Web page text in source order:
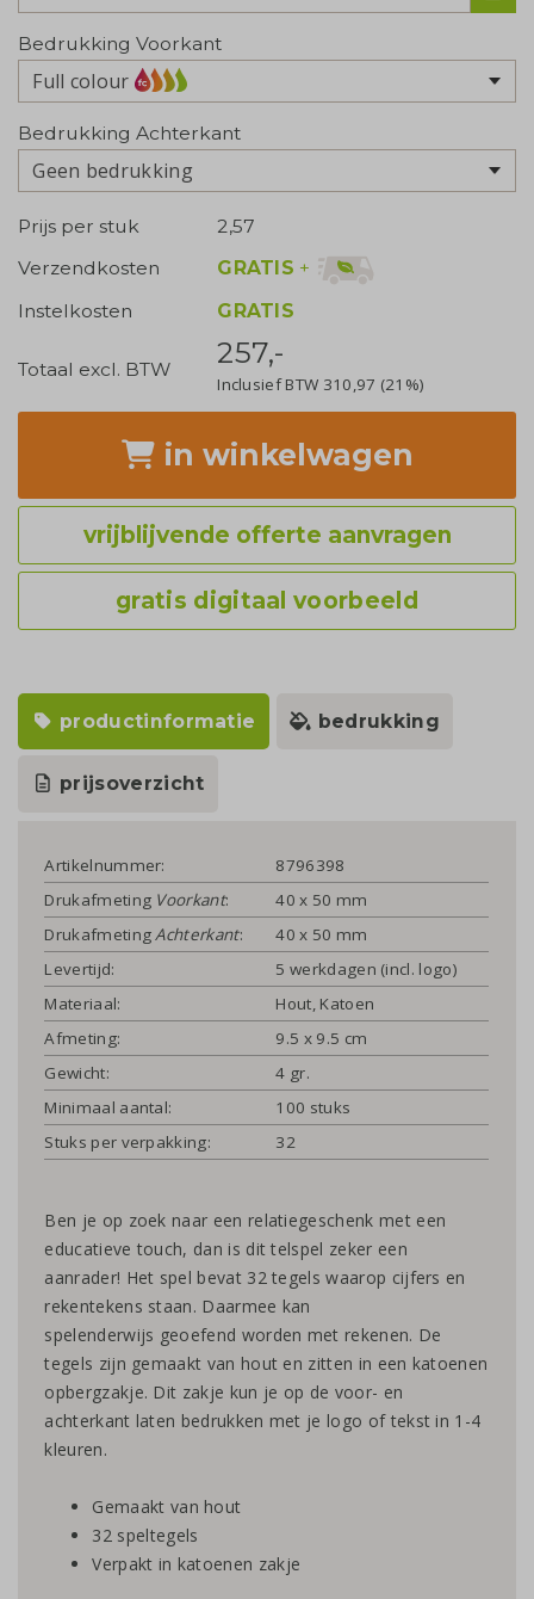
Bedrukking Voorkant
Full colour
Bedrukking Achterkant
Geen bedrukking
Prijs per stuk
2,57
Verzendkosten
GRATIS +
Instelkosten
GRATIS
Totaal excl. BTW 257,-
Inclusief BTW 310,97 (21%)
in winkelwagen
vrijblijvende offerte aanvragen
gratis digitaal voorbeeld
productinformatie bedrukking
prijsoverzicht
Artikelnummer:
8796398
Drukafmeting Voorkant:
40 x 50 mm
Drukafmeting Achterkant:
40 x 50 mm
Levertijd:
5 werkdagen (incl. logo)
Materiaal:
Hout, Katoen
Afmeting:
9.5 x 9.5 cm
Gewicht:
4 gr.
Minimaal aantal:
100 stuks
Stuks per verpakking:
32
Ben je op zoek naar een relatiegeschenk met een
educatieve touch, dan is dit telspel zeker een
aanrader! Het spel bevat 32 tegels waarop cijfers en
rekentekens staan. Daarmee kan
spelenderwijs geoefend worden met rekenen. De
tegels zijn gemaakt van hout en zitten in een katoenen
opbergzakje. Dit zakje kun je op de voor- en
achterkant laten bedrukken met je logo of tekst in 1-4
kleuren.
Gemaakt van hout
32 speltegels
Verpakt in katoenen zakje